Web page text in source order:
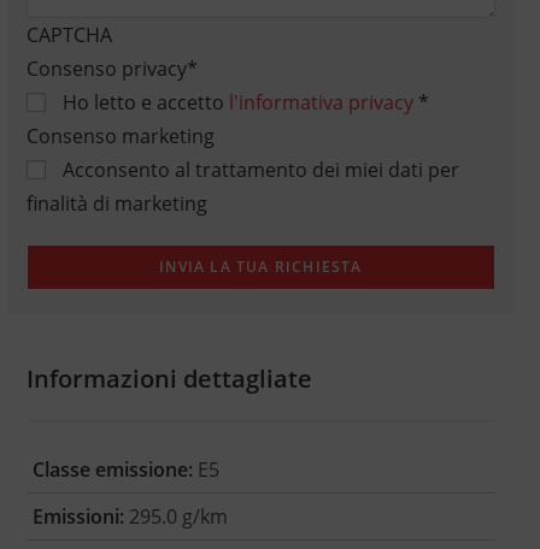
CAPTCHA
Consenso privacy*
Ho letto e accetto l'informativa privacy*
Consenso marketing
Acconsento al trattamento dei miei dati per
finalità di marketing
Informazioni dettagliate
Classe emissione: E5
Emissioni: 295.0 g/km